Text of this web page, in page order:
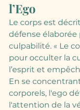
l’Ego
Le corps est
défense élaborée
culpabilité. « Le
pour occulter la
l’esprit et
En se
corporels, l'ego
l'attention de la